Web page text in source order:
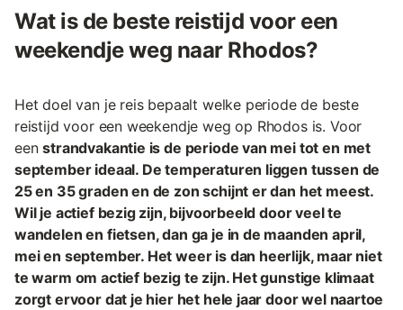
Wat is de beste reistijd voor een
weekendje weg naar Rhodos?
Het doel van je reis bepaalt welke periode de beste
reistijd voor een weekendje weg op Rhodos is. Voor
eenstrandvakantie is de periode van mei tot en met
september ideaal. De temperaturen liggen tussen de
25 en 35 graden en de zon schijnt er dan het meest.
Wil je actief bezig zijn, bijvoorbeeld door veel te
wandelen en fietsen, dan ga je in de maanden april,
mei en september. Het weer is dan heerlijk, maar niet
te warm om actief bezig te zijn. Het gunstige klimaat
zorgt ervoor dat je hier het hele jaar door wel naartoe